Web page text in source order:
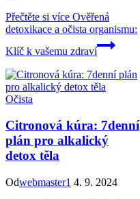
Přečtěte si více Ověřená
detoxikace a očista organismu:
Klíč k vašemu zdraví
Očista
Citronová kúra: 7denní
plán pro alkalický
detox těla
Odwebmaster1 4. 9. 2024